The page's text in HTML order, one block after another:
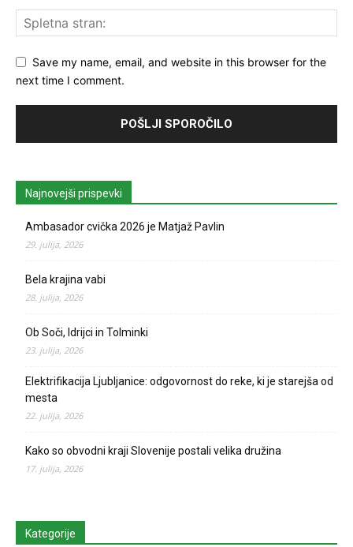
Save my name, email, and website in this browser for the
next time I comment.
Najnovejši prispevki
Ambasador cvička 2026 je Matjaž Pavlin
29. julija, 2026
Bela krajina vabi
28. julija, 2026
Ob Soči, Idrijci in Tolminki
23. julija, 2026
Elektrifikacija Ljubljanice: odgovornost do reke, ki je starejša od
mesta
22. julija, 2026
Kako so obvodni kraji Slovenije postali velika družina
17. julija, 2026
Kategorije